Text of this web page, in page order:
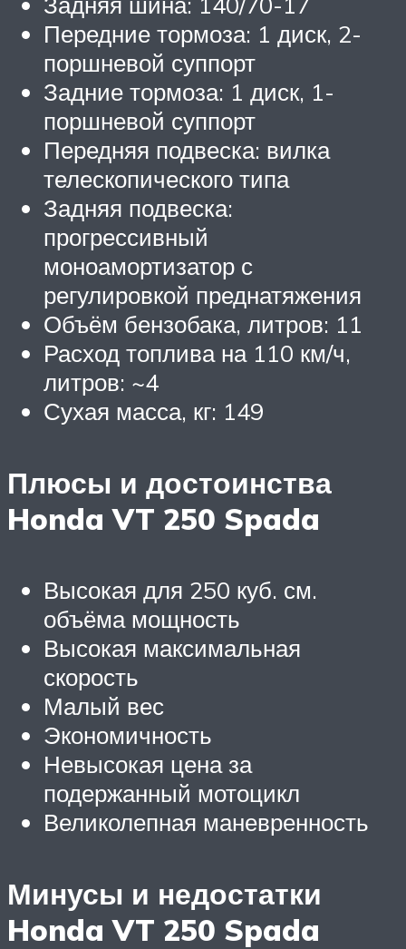
Передние тормоза: 1 диск, 2-
поршневой суппорт
Задние тормоза: 1 диск, 1-
поршневой суппорт
Передняя подвеска: вилка
телескопического типа
Задняя подвеска:
прогрессивный
моноамортизатор с
регулировкой преднатяжения
Объём бензобака, литров: 11
Расход топлива на 110 км/ч,
литров: ~4
Сухая масса, кг: 149
Плюсы и достоинства
Honda VT 250 Spada
Высокая для 250 куб. см.
объёма мощность
Высокая максимальная
скорость
Малый вес
Экономичность
Невысокая цена за
подержанный мотоцикл
Великолепная маневренность
Минусы и недостатки
Honda VT 250 Spada